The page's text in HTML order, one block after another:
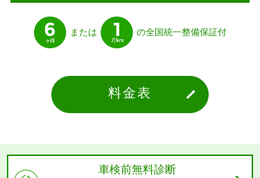
または の全国統一整備保証付
料金表
車検前無料診断